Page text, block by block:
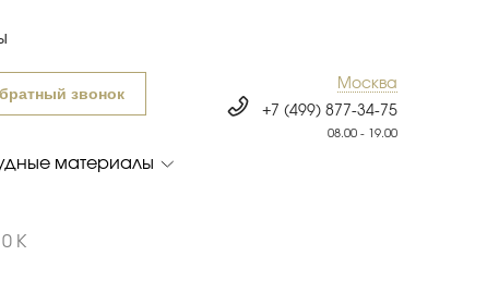
звонок
Москва
+7 (499) 877-34-75
08.00 - 19.00
материалы
К